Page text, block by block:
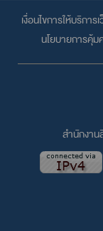
เงื่อนไขการให้บริการ
นโยบายการคุ้
สำนักงา